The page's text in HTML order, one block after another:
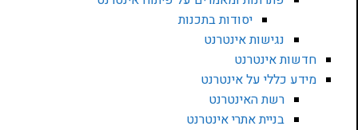
יסודות בתכנות
נגישות אינטרנט
חדשות אינטרנט
מידע כללי על אינטרנט
רשת האינטרנט
בניית אתרי אינטרנט